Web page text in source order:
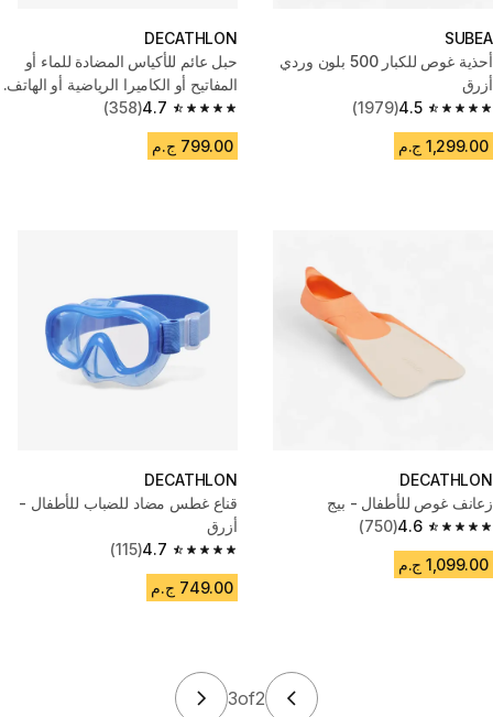
SUBEA
أحذية غوص للكبار 500 بلون وردي
أزرق
4.5
4.5 out of 5 stars from 1979 reviews
(1979)
1,299.00 ج.م
DECATHLON
حبل عائم للأكياس المضادة للماء أو
المفاتيح أو الكاميرا الرياضية أو الهاتف.
4.7
4.7 out of 5 stars from 358 reviews
(358)
799.00 ج.م
DECATHLON
زعانف غوص للأطفال - بيج
4.6
4.6 out of 5 stars from 750 reviews
(750)
1,099.00 ج.م
DECATHLON
قناع غطس مضاد للضباب للأطفال -
أزرق
4.7
4.7 out of 5 stars from 115 reviews
(115)
749.00 ج.م
2
of
3